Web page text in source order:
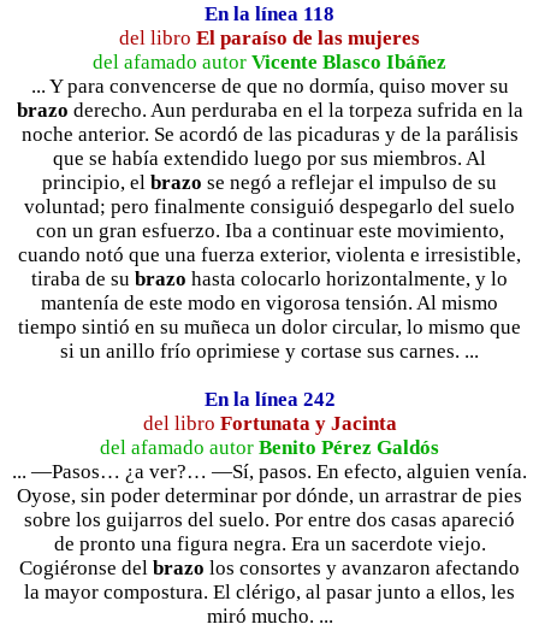
En la línea 118
del libro El paraíso de las mujeres
del afamado autor Vicente Blasco Ibáñez
... Y para convencerse de que no dormía, quiso mover su
brazo derecho. Aun perduraba en el la torpeza sufrida en la
noche anterior. Se acordó de las picaduras y de la parálisis
que se había extendido luego por sus miembros. Al
principio, el brazo se negó a reflejar el impulso de su
voluntad; pero finalmente consiguió despegarlo del suelo
con un gran esfuerzo. Iba a continuar este movimiento,
cuando notó que una fuerza exterior, violenta e irresistible,
tiraba de su brazo hasta colocarlo horizontalmente, y lo
mantenía de este modo en vigorosa tensión. Al mismo
tiempo sintió en su muñeca un dolor circular, lo mismo que
si un anillo frío oprimiese y cortase sus carnes. ...
En la línea 242
del libro Fortunata y Jacinta
del afamado autor Benito Pérez Galdós
... —Pasos… ¿a ver?… —Sí, pasos. En efecto, alguien venía.
Oyose, sin poder determinar por dónde, un arrastrar de pies
sobre los guijarros del suelo. Por entre dos casas apareció
de pronto una figura negra. Era un sacerdote viejo.
Cogiéronse del brazo los consortes y avanzaron afectando
la mayor compostura. El clérigo, al pasar junto a ellos, les
miró mucho. ...